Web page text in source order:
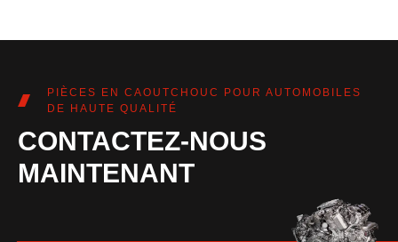
PIÈCES EN CAOUTCHOUC POUR AUTOMOBILES
DE HAUTE QUALITÉ
CONTACTEZ-NOUS
MAINTENANT